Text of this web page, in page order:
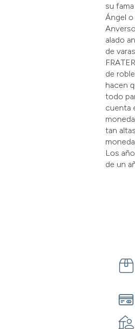
su
Ángel
alado
de
de
hacen
todo
cuenta
tan
Los
de un